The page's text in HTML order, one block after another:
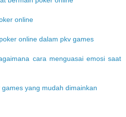
online
online dalam pkv games
cara menguasai emosi saat
yang mudah dimainkan